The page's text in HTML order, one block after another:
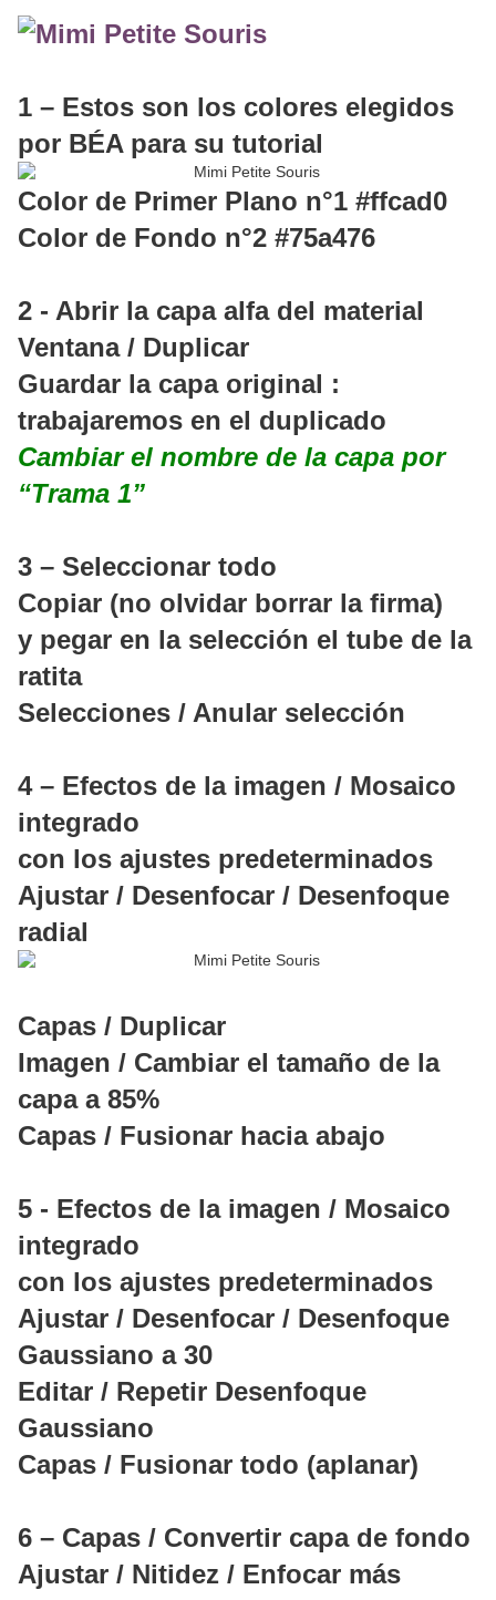
1 – Estos son los colores elegidos
por BÉA para su tutorial
Color de Primer Plano n°1 #ffcad0
Color de Fondo n°2 #75a476
2 - Abrir la capa alfa del material
Ventana / Duplicar
Guardar la capa original :
trabajaremos en el duplicado
Cambiar el nombre de la capa por
“Trama 1”
3 – Seleccionar todo
Copiar (no olvidar borrar la firma)
y pegar en la selección el tube de la
ratita
Selecciones / Anular selección
4 – Efectos de la imagen / Mosaico
integrado
con los ajustes predeterminados
Ajustar / Desenfocar / Desenfoque
radial
Capas / Duplicar
Imagen / Cambiar el tamaño de la
capa a 85%
Capas / Fusionar hacia abajo
5 - Efectos de la imagen / Mosaico
integrado
con los ajustes predeterminados
Ajustar / Desenfocar / Desenfoque
Gaussiano a 30
Editar / Repetir Desenfoque
Gaussiano
Capas / Fusionar todo (aplanar)
6 – Capas / Convertir capa de fondo
Ajustar / Nitidez / Enfocar más